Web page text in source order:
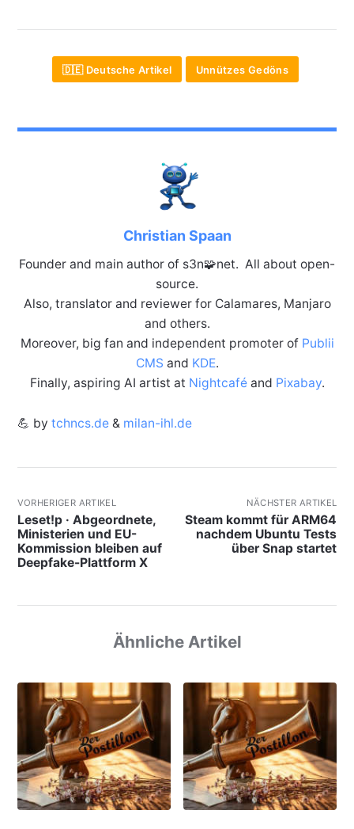
🇩🇪 Deutsche Artikel Unnützes Gedöns
Christian Spaan
Founder and main author of s3n🧩net. All about open-
source.
Also, translator and reviewer for Calamares, Manjaro
and others.
Moreover, big fan and independent promoter of Publii
CMS and KDE.
Finally, aspiring AI artist at Nightcaféand Pixabay.
💪 by tchncs.de& milan-ihl.de
VORHERIGER ARTIKEL
Leset!p · Abgeordnete,
Ministerien und EU-
Kommission bleiben auf
Deepfake-Plattform X
NÄCHSTER ARTIKEL
Steam kommt für ARM64
nachdem Ubuntu Tests
über Snap startet
Ähnliche Artikel